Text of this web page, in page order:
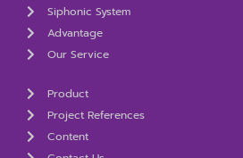
Siphonic System
Advantage
Our Service
Product
Project References
Content